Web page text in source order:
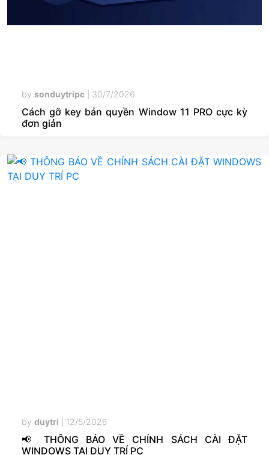
by sonduytripc 30/7/2026
Cách gỡ key bản quyền Window 11 PRO cực kỳ
đơn giản
by duytri 12/5/2026
📢 THÔNG BÁO VỀ CHÍNH SÁCH CÀI ĐẶT
WINDOWS TẠI DUY TRÍ PC